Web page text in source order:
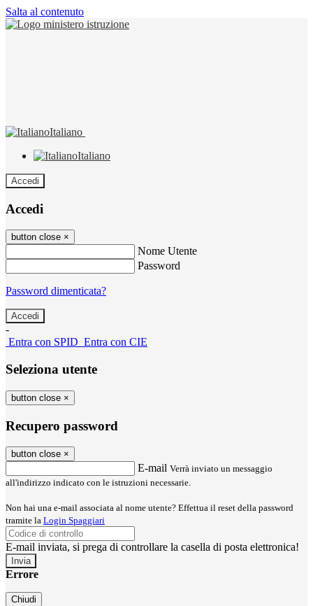
Salta al contenuto
Italiano
Italiano
Accedi
Accedi
button close ×
Nome Utente
Password
Password dimenticata?
-
Entra con SPID Entra con CIE
Seleziona utente
button close ×
Recupero password
button close ×
E-mail Verrà inviato un messaggio
all'indirizzo indicato con le istruzioni necessarie.
Non hai una e-mail associata al nome utente? Effettua il reset della password
tramite la Login Spaggiari
E-mail inviata, si prega di controllare la casella di posta elettronica!
Errore
Chiudi